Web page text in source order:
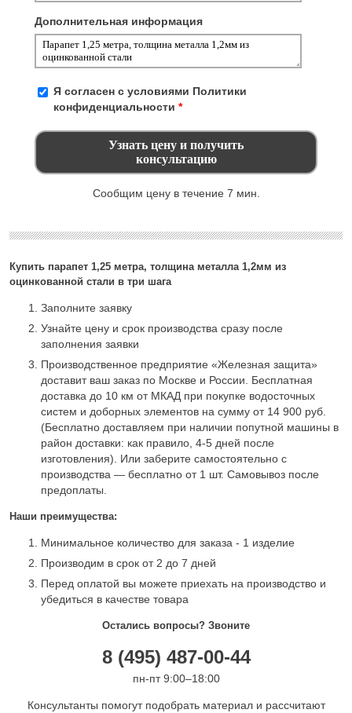
Купить парапет 1,25 метра, толщина металла 1,2мм из
оцинкованной стали в три шага
Заполните заявку
Узнайте цену и срок производства сразу после
заполнения заявки
Производственное предприятие «Железная защита»
доставит ваш заказ по Москве и России. Бесплатная
доставка до 10 км от МКАД при покупке водосточных
систем и доборных элементов на сумму от 14 900 руб.
(Бесплатно доставляем при наличии попутной машины в
район доставки: как правило, 4-5 дней после
изготовления). Или заберите самостоятельно с
производства — бесплатно от 1 шт. Самовывоз после
предоплаты.
Наши преимущества:
Минимальное количество для заказа - 1 изделие
Производим в срок от 2 до 7 дней
Перед оплатой вы можете приехать на производство и
убедиться в качестве товара
Дополнительная информация
Я согласен с условиями Политики
конфиденциальности *
Сообщим цену в течение 7 мин.
Остались вопросы? Звоните
8 (495) 487-00-44
пн-пт 9:00–18:00
Консультанты помогут подобрать материал и рассчитают